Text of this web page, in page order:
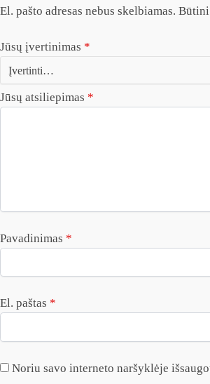
El. pašto adresas nebus skelbiamas.
Jūsų įvertinimas *
Jūsų atsiliepimas *
Pavadinimas *
El. paštas *
Noriu savo interneto naršyklėje